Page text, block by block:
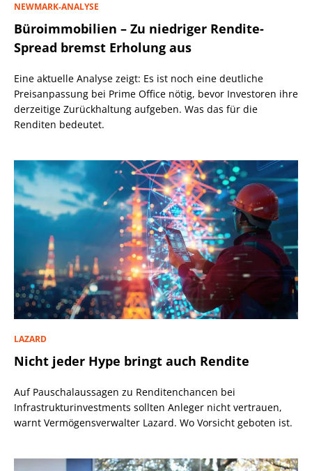
NEWMARK-ANALYSE
Büroimmobilien – Zu niedriger Rendite-
Spread bremst Erholung aus
Eine aktuelle Analyse zeigt: Es ist noch eine deutliche
Preisanpassung bei Prime Office nötig, bevor Investoren ihre
derzeitige Zurückhaltung aufgeben. Was das für die
Renditen bedeutet.
LAZARD
Nicht jeder Hype bringt auch Rendite
Auf Pauschalaussagen zu Renditenchancen bei
Infrastrukturinvestments sollten Anleger nicht vertrauen,
warnt Vermögensverwalter Lazard. Wo Vorsicht geboten ist.